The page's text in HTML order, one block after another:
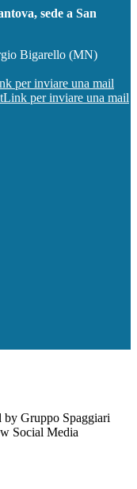
sede a San
Bigarello (MN)
per inviare una mail
Link per inviare una mail
by Gruppo Spaggiari
Social Media